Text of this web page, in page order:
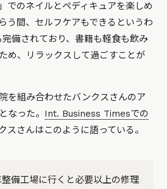
でのネイルとペディキュアを楽しめ
う間、セルフケアもできるというわ
備されており、書籍も軽食も飲み
め、リラックスして過ごすことが
を組み合わせたバンクスさんのア
なった。 Int. Business Timesでの
スさんはこのように語っている。
備工場に行くと必要以上の修理